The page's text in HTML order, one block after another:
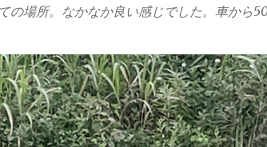
の場所。なかなか良い感じでした。車から